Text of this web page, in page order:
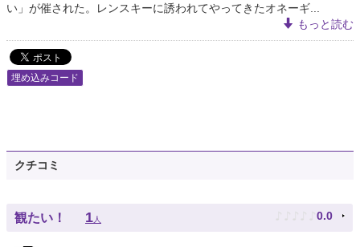
い」が催された。レンスキーに誘われてやってきたオネーギ...
もっと読む
埋め込みコード
クチコミ
観たい！ 1人 ♪ ♪ ♪ ♪ ♪ 0.0